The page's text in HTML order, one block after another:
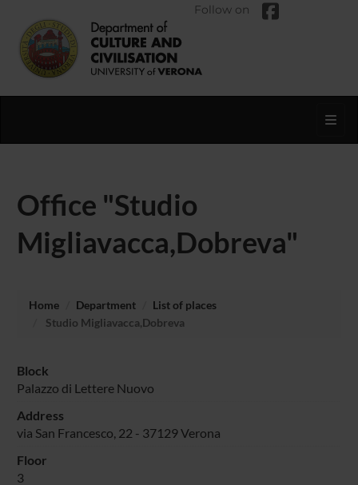
Follow on
Office "Studio
Migliavacca,Dobreva"
Home Department
List of places
Studio Migliavacca,Dobreva
Block
Palazzo di Lettere Nuovo
Address
via San Francesco, 22 - 37129 Verona
Floor
3